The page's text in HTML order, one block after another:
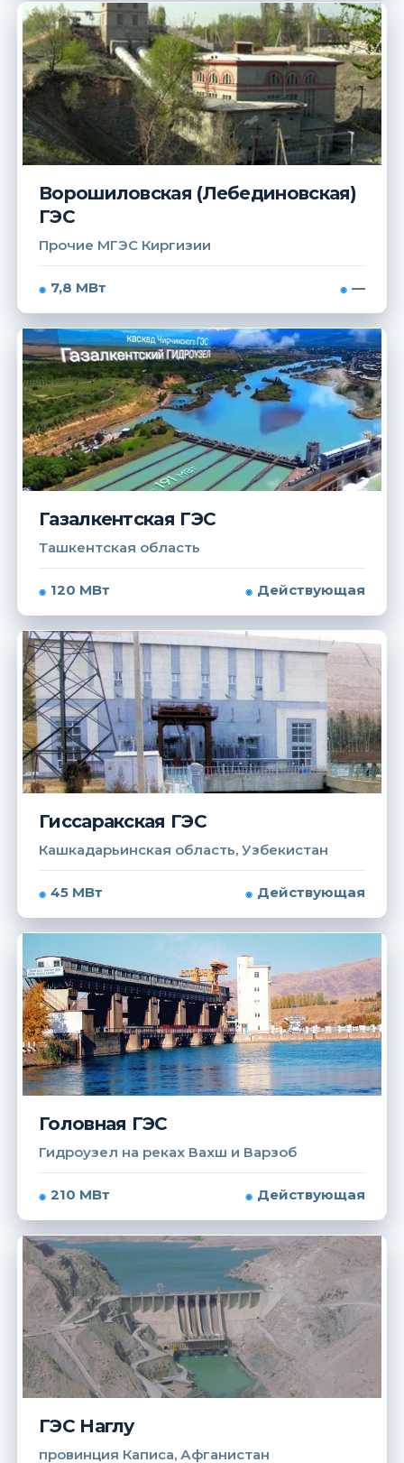
Ворошиловская (Лебединовская)
ГЭС
Прочие МГЭС Киргизии
7,8 МВт —
Газалкентская ГЭС
Ташкентская область
120 МВт Действующая
Гиссаракская ГЭС
Кашкадарьинская область, Узбекистан
45 МВт Действующая
Головная ГЭС
Гидроузел на реках Вахш и Варзоб
210 МВт Действующая
ГЭС Наглу
провинция Каписа, Афганистан